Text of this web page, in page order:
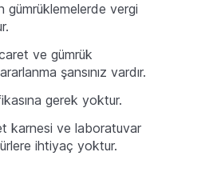
gümrüklemelerde vergi
ve gümrük
şansınız vardır.
gerek yoktur.
karnesi ve laboratuvar
ihtiyaç yoktur.